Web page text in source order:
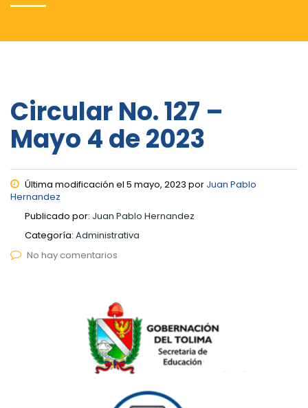
Circular No. 127 –
Mayo 4 de 2023
Última modificación el 5 mayo, 2023 por Juan Pablo
Hernandez
Publicado por: Juan Pablo Hernandez
Categoría: Administrativa
No hay comentarios